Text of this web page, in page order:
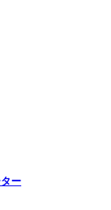
ー